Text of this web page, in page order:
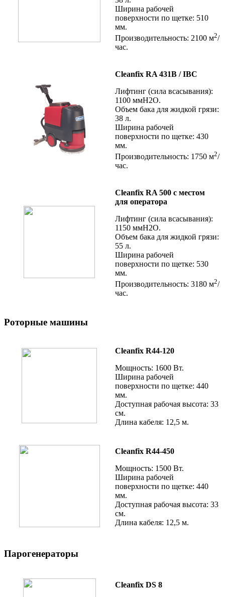
Ширина рабочей
поверхности по щетке: 510
мм.
Производительность: 2100 м2/
час.
Cleanfix RA 431B / IBC
Лифтинг (сила всасывания):
1100 ммН2О.
Объем бака для жидкой грязи:
38 л.
Ширина рабочей
поверхности по щетке: 430
мм.
Производительность: 1750 м2/
час.
Cleanfix RA 500 с местом
для оператора
Лифтинг (сила всасывания):
1150 ммН2О.
Объем бака для жидкой грязи:
55 л.
Ширина рабочей
поверхности по щетке: 530
мм.
Производительность: 3180 м2/
час.
Роторные машины
Cleanfix R44-120
Мощность: 1600 Вт.
Ширина рабочей
поверхности по щетке: 440
мм.
Доступная рабочая высота: 33
см.
Длина кабеля: 12,5 м.
Cleanfix R44-450
Мощность: 1500 Вт.
Ширина рабочей
поверхности по щетке: 440
мм.
Доступная рабочая высота: 33
см.
Длина кабеля: 12,5 м.
Парогенераторы
Cleanfix DS 8